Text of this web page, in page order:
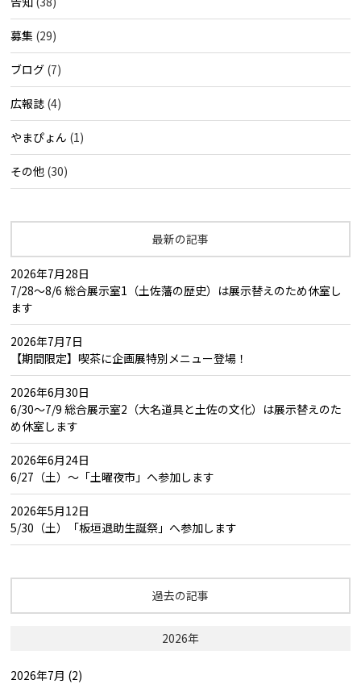
募集 (29)
ブログ (7)
広報誌 (4)
やまぴょん (1)
その他 (30)
最新の記事
2026年7月28日
7/28～8/6 総合展示室1（土佐藩の歴史）は展示替えのため休室し
ます
2026年7月7日
【期間限定】喫茶に企画展特別メニュー登場！
2026年6月30日
6/30～7/9 総合展示室2（大名道具と土佐の文化）は展示替えのた
め休室します
2026年6月24日
6/27（土）～「土曜夜市」へ参加します
2026年5月12日
5/30（土）「板垣退助生誕祭」へ参加します
過去の記事
2026年
2026年7月 (2)